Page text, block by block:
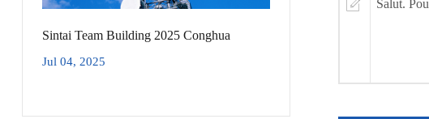
Sintai Team Building 2025 Conghua
Jul 04, 2025